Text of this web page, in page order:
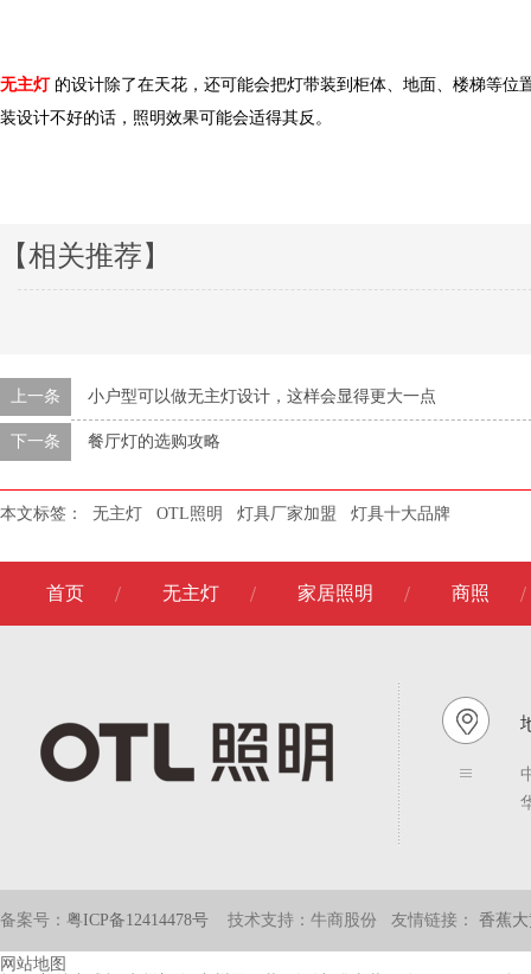
无主灯 的设计除了在天花，还可能会把灯带装到柜体、地面、楼梯等
装设计不好的话，照明效果可能会适得其反。
【相关推荐】
上一条 小户型可以做无主灯设计，这样会显得更大一点
下一条 餐厅灯的选购攻略
本文标签： 无主灯 OTL照明 灯具厂家加盟 灯具十大品牌
首页 无主灯 家居照明 商照
备案号： 粤ICP备12414478号 技术支持：牛商股份 友情链接： 香蕉
网站地图